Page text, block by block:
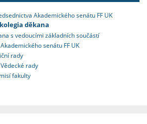
Akademického senátu FF UK
děkana
s vedoucími základních součástí
senátu FF UK
rady
rady
fakulty